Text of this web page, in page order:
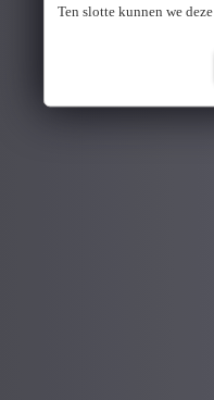
Ten slotte kunnen we